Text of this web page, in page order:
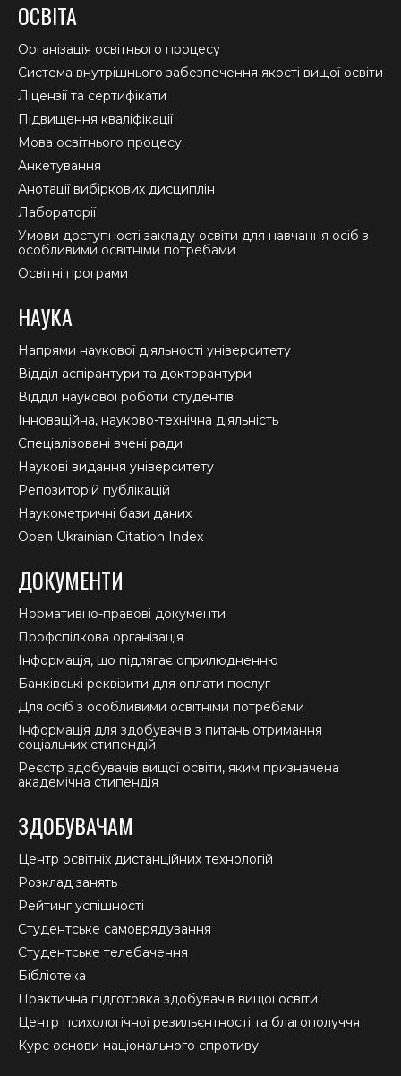
opens
in
new
window
opens
in
new
window
in
new
window
ОСВІТА
Організація освітнього процесу
Система внутрішнього забезпечення якості вищої освіти
Ліцензії та сертифікати
Підвищення кваліфікації
Мова освітнього процесу
Анкетування
Анотації вибіркових дисциплін
Лабораторії
Умови доступності закладу освіти для навчання осіб з
особливими освітніми потребами
Освітні програми
НАУКА
Напрями наукової діяльності університету
Відділ аспірантури та докторантури
Відділ наукової роботи студентів
Інноваційна, науково-технічна діяльність
Спеціалізовані вчені ради
Наукові видання університету
Репозиторій публікацій
Наукометричні бази даних
Open Ukrainian Citation Index
ДОКУМЕНТИ
Нормативно-правові документи
Профспілкова організація
Інформація, що підлягає оприлюдненню
Банківські реквізити для оплати послуг
Для осіб з особливими освітніми потребами
Інформація для здобувачів з питань отримання
соціальних стипендій
Реєстр здобувачів вищої освіти, яким призначена
академічна стипендія
ЗДОБУВАЧАМ
Центр освітніх дистанційних технологій
Розклад занять
Рейтинг успішності
Студентське самоврядування
Студентське телебачення
Бібліотека
Практична підготовка здобувачів вищої освіти
Центр психологічної резильєнтності та благополуччя
Курс основи національного спротиву